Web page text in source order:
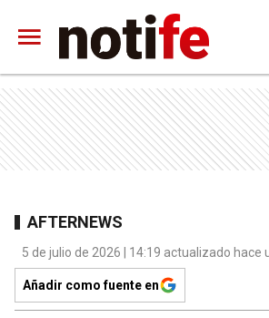
AFTERNEWS
5 de julio de 2026 | 14:19 actualizado hace
Añadir como fuente en